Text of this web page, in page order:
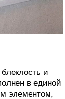
и
в единой
элементом,